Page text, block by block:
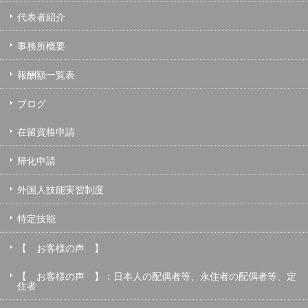
代表者紹介
事務所概要
報酬額一覧表
ブログ
在留資格申請
帰化申請
外国人技能実習制度
特定技能
【 お客様の声 】
【 お客様の声 】：日本人の配偶者等、永住者の配偶者等、定
住者